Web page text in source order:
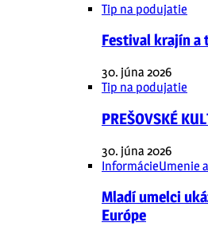
Tip na podujatie
Festival krajín a
30. júna 2026
Tip na podujatie
PREŠOVSKÉ
30. júna 2026
InformácieUmenie
Mladí umelci
Európe